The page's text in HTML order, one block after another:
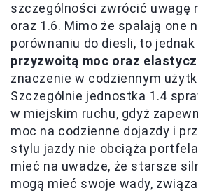
szczególności zwrócić uwagę
oraz 1.6. Mimo że spalają one
porównaniu do diesli, to jednak
przyzwoitą moc oraz
znaczenie w codziennym
Szczególnie jednostka 1.4
w miejskim ruchu, gdyż
moc na codzienne dojazdy i
stylu jazdy nie obciąża
mieć na uwadze, że starsze
mogą mieć swoje wady,